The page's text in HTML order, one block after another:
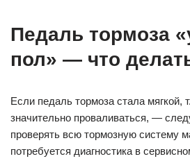
Педаль тормоза
пол» — что
Если педаль тормоза стала мягкой,
значительно проваливаться, —
проверять всю тормозную систему
потребуется диагностика в